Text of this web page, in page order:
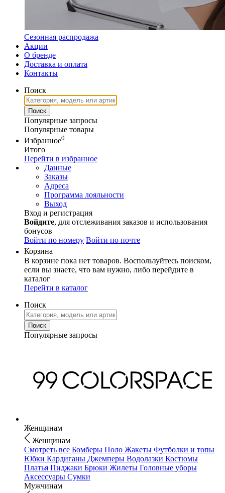
Сезонная распродажа
Акции
О бренде
Доставка и оплата
Контакты
Поиск
Популярные запросы
Популярные товары
Избранное0
Итого
Перейти в избранное
Данные
Заказы
Адреса
Программа лояльности
Выход
Вход и регистрация
Войдите, для отслеживания заказов и использования
бонусов
Войти по номеру Войти по почте
Корзина
В корзине пока нет товаров. Воспользуйтесь поиском,
если вы знаете, что вам нужно, либо перейдите в
каталог
Перейти в каталог
Поиск
Популярные запросы
Женщинам
Женщинам
Смотреть все Бомберы Поло Жакеты Футболки и топы
Юбки Кардиганы Джемперы Водолазки Костюмы
Платья Пиджаки Брюки Жилеты Головные уборы
Аксессуары Сумки
Мужчинам